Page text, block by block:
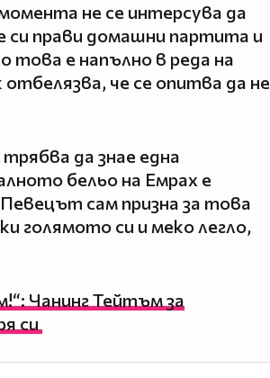
не се интерсува да
си прави домашни партита и
това е напълно в реда на
че се опитва да не
да знае една
бельо на Емрах е
сам призна за това
голямото си и меко легло,
Чанинг Тейтъм за
си